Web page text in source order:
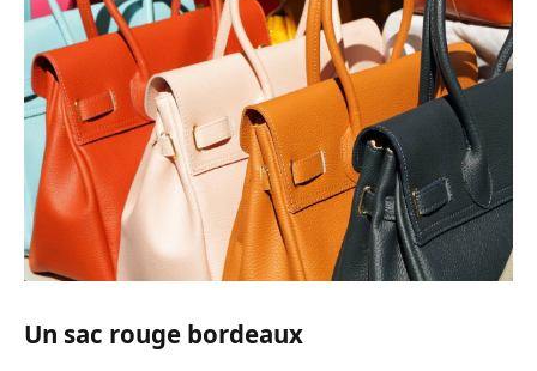
Un sac rouge bordeaux